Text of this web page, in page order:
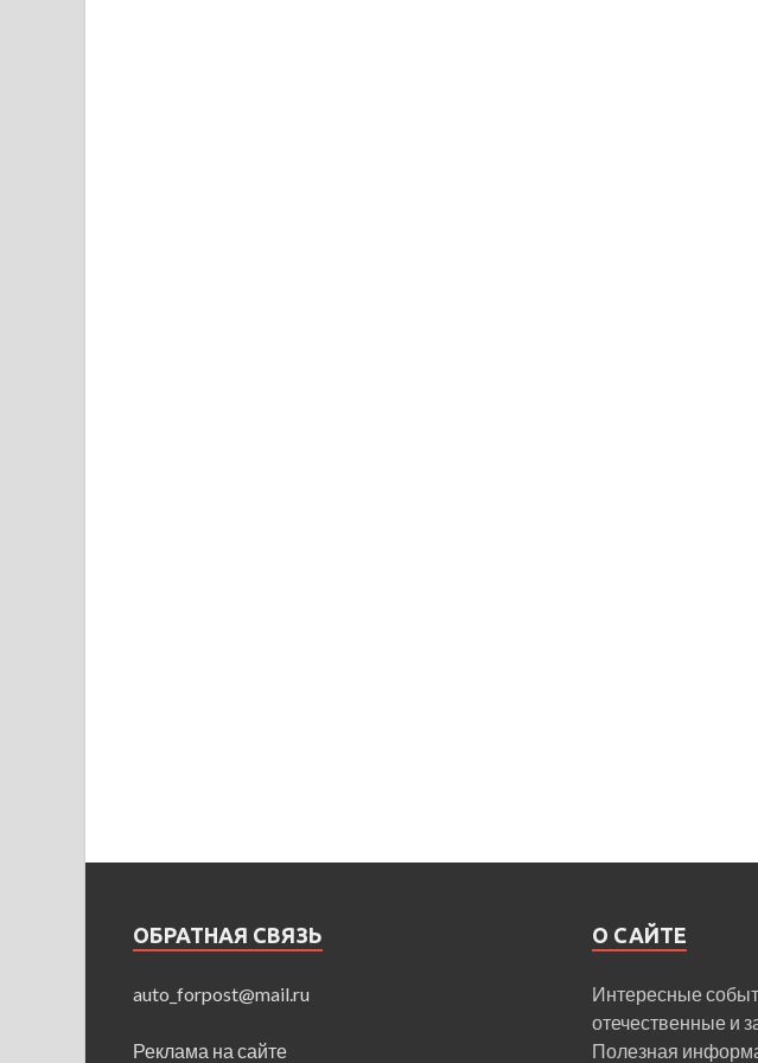
ОБРАТНАЯ СВЯЗЬ
auto_forpost@mail.ru
Реклама на сайте
О САЙТЕ
Интересные
отечественные и
Полезная